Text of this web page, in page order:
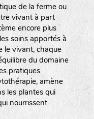
de la ferme ou
vivant à part
encore plus
soins apportés à
le vivant, chaque
du domaine
pratiques
amène
les plantes qui
nourrissent
à gauche)